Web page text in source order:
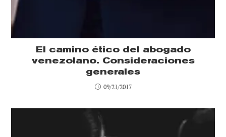
El camino ético del abogado
venezolano. Consideraciones
generales
09/21/2017